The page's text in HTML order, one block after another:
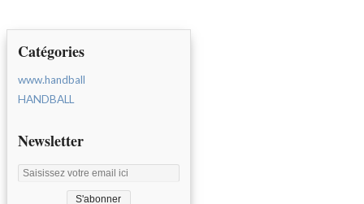
Catégories
www.handball
HANDBALL
Newsletter